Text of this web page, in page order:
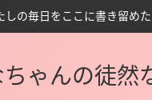
しの毎日をここに書き留めた
ちゃんの徒然